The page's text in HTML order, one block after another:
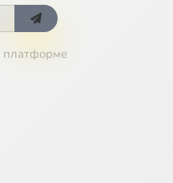
платформе